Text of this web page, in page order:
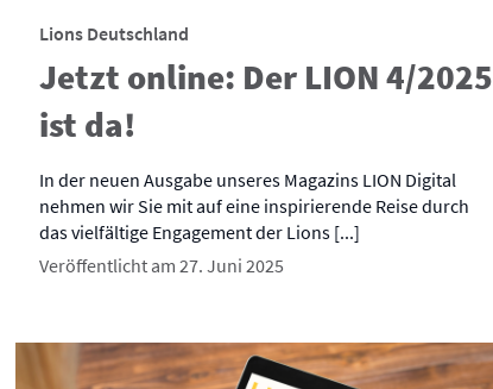
Lions Deutschland
Jetzt online: Der LION 4/2025
ist da!
In der neuen Ausgabe unseres Magazins LION Digital
nehmen wir Sie mit auf eine inspirierende Reise durch
das vielfältige Engagement der Lions [...]
Veröffentlicht am 27. Juni 2025